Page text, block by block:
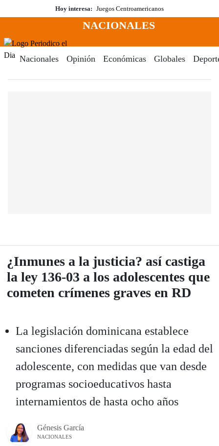
al
Hoy interesa: Juegos Centroamericanos
Menú
NACIONALES
Nacionales Opinión Económicas Globales
¿Inmunes a la justicia? así castiga
la ley 136-03 a los adolescentes que
cometen crímenes graves en RD
La legislación dominicana establece
sanciones diferenciadas según la edad del
adolescente, con medidas que van desde
programas socioeducativos hasta
internamientos de hasta ocho años
Génesis García
NACIONALES